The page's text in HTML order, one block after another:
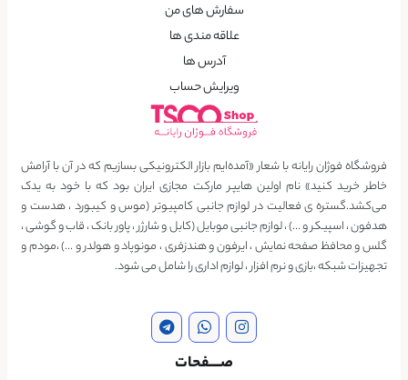
سفارش های من
علاقه مندی ها
آدرس ها
ویرایش حساب
فروشگاه فوژان رایانه با شعار «آمده‌ایم بازار الکترونیکی بسازیم که در آن با آرامش
خاطر خرید کنید» نام اولین هایپر مارکت مجازی ایران بود که با خود به یدک
می‌کشد.گستره ی فعالیت در لوازم جانبی کامپیوتر (موس و کیبورد ، هدست و
هدفون ، اسپیکر و …) ، لوازم جانبی موبایل (کابل و شارژر ، پاور بانک ، قاب و گوشی ،
گلس و محافظ صفحه نمایش ، ایرفون و هندزفری ، مونوپاد و هولدر و …) ،مودم و
تجهیزات شبکه ،بازی و نرم افزار ، لوازم اداری را شامل می شود.
صــــفحات